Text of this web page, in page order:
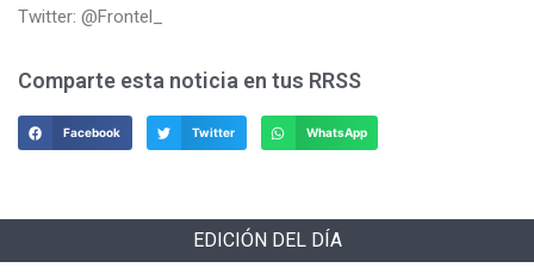
Twitter: @Frontel_
Comparte esta noticia en tus RRSS
Facebook Twitter WhatsApp
EDICIÓN DEL DÍA